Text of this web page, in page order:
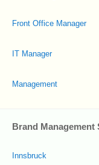
Front Office Manager
IT Manager
Management
Brand Management
Innsbruck